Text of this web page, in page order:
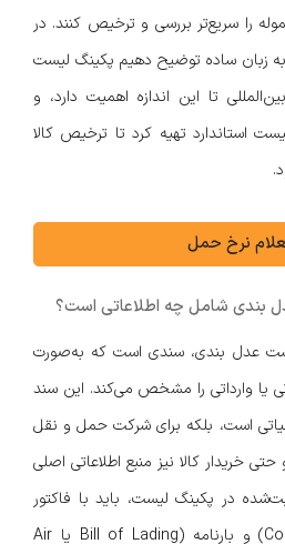
را سریع‌تر بررسی و ترخیص کنند. در
به زبان ساده توضیح دهیم پکینگ لیست
تا این اندازه اهمیت دارد، و
استاندارد تهیه کرد تا ترخیص کالا
نرخ حمل
بندی شامل چه اطلاعاتی است؟
عدل بندی، سندی است که به‌صورت
یا وارداتی را مشخص می‌کند. این سند
است، بلکه برای شرکت حمل و نقل
حتی خریدار کالا نیز منبع اطلاعاتی اصلی
در پکینگ لیست، باید با فاکتور
تجاری (Commercial Invoice) و بارنامه (Bill of Lading یا Air